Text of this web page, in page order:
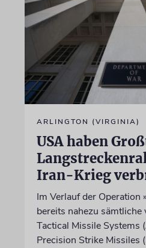
ARLINGTON (VIRGINIA)
USA haben
Iran-Krieg
Im Verlauf der Operation
bereits nahezu
Tactical Missile Systems
Precision Strike Missiles